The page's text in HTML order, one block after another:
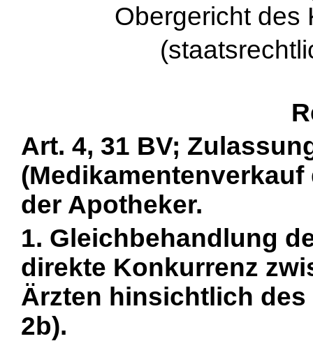
Obergericht des
Art. 4, 31 BV;
der Apotheker.
1. Gleichbehandlung
direkte Konkurrenz
Ärzten hinsichtlich des
2b).